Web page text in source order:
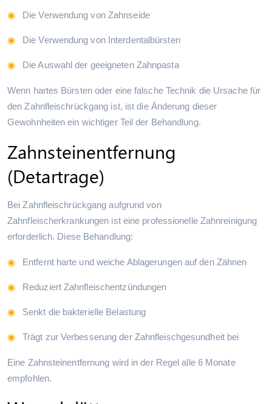
Die Verwendung von Zahnseide
Die Verwendung von Interdentalbürsten
Die Auswahl der geeigneten Zahnpasta
Wenn hartes Bürsten oder eine falsche Technik die Ursache für
den Zahnfleischrückgang ist, ist die Änderung dieser
Gewohnheiten ein wichtiger Teil der Behandlung.
Zahnsteinentfernung
(Detartrage)
Bei Zahnfleischrückgang aufgrund von
Zahnfleischerkrankungen ist eine professionelle Zahnreinigung
erforderlich. Diese Behandlung:
Entfernt harte und weiche Ablagerungen auf den Zähnen
Reduziert Zahnfleischentzündungen
Senkt die bakterielle Belastung
Trägt zur Verbesserung der Zahnfleischgesundheit bei
Eine Zahnsteinentfernung wird in der Regel alle 6 Monate
empfohlen.